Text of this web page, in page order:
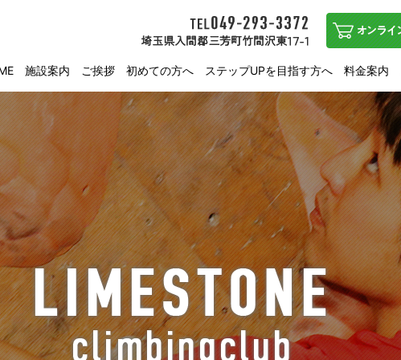
施設案内 ご挨拶 初めての方へ ステップUPを目指す方へ 料金案内